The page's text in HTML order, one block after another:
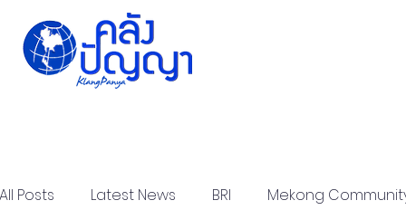
All Posts Latest News BRI Mekong